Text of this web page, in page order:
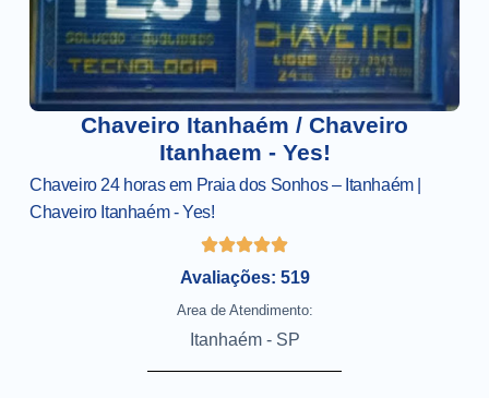
Chaveiro Itanhaém / Chaveiro
Itanhaem - Yes!
Chaveiro 24 horas em Praia dos Sonhos – Itanhaém |
Chaveiro Itanhaém - Yes!
Avaliações: 519
Area de Atendimento:
Itanhaém - SP